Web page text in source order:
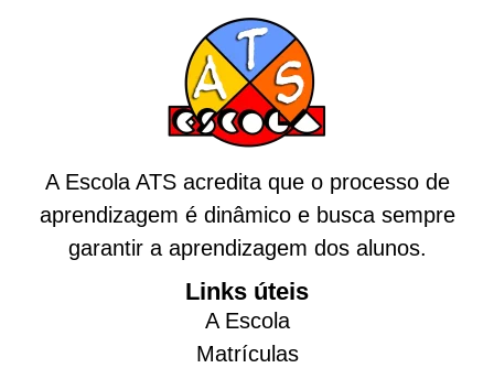
A Escola ATS acredita que o processo de
aprendizagem é dinâmico e busca sempre
garantir a aprendizagem dos alunos.
Links úteis
A Escola
Matrículas